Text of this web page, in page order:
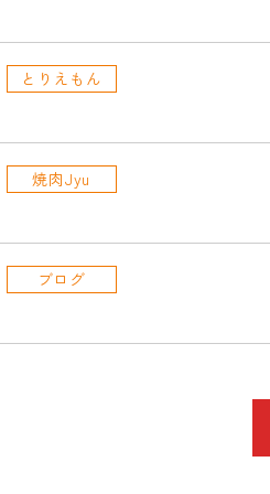
とりえもん
焼肉Jyu
ブログ